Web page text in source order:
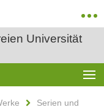
Universität
Serien und